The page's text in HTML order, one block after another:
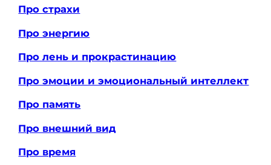
Про страхи
Про энергию
Про лень и прокрастинацию
Про эмоции и эмоциональный интеллект
Про память
Про внешний вид
Про время